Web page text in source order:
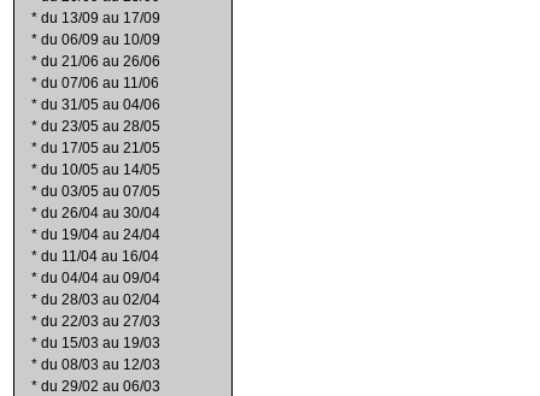
* du 13/09 au 17/09
* du 06/09 au 10/09
* du 21/06 au 26/06
* du 07/06 au 11/06
* du 31/05 au 04/06
* du 23/05 au 28/05
* du 17/05 au 21/05
* du 10/05 au 14/05
* du 03/05 au 07/05
* du 26/04 au 30/04
* du 19/04 au 24/04
* du 11/04 au 16/04
* du 04/04 au 09/04
* du 28/03 au 02/04
* du 22/03 au 27/03
* du 15/03 au 19/03
* du 08/03 au 12/03
* du 29/02 au 06/03